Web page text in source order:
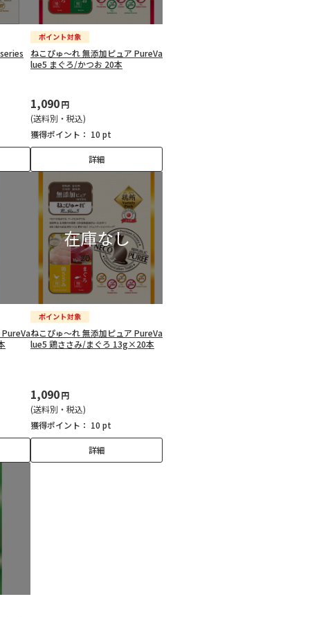
ねこぴゅ～れ 無添加ピュア PureVa
lue5 まぐろ/かつお 20本
1,090円
(送料別・税込)
獲得ポイント： 10 pt
詳細
ねこぴゅ～れ 無添加ピュア PureVa
lue5 鶏ささみ/まぐろ 13g×20本
1,090円
(送料別・税込)
獲得ポイント： 10 pt
詳細